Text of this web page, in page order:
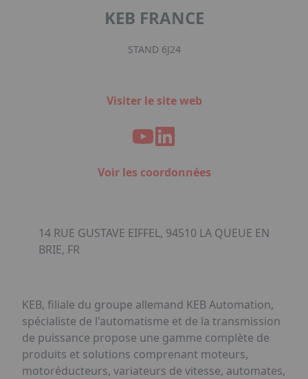
KEB FRANCE
STAND 6J24
Visiter le site web
Voir les coordonnées
14 RUE GUSTAVE EIFFEL, 94510 LA QUEUE EN
BRIE, FR
KEB, filiale du groupe allemand KEB Automation,
spécialiste de l'automatisme et de la transmission
de puissance propose une gamme complète de
produits et solutions comprenant moteurs,
motoréducteurs, variateurs de vitesse, automates,